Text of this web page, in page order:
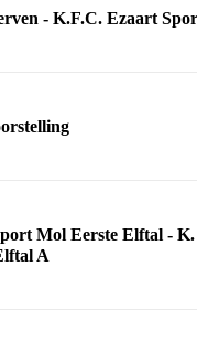
- K.F.C. Ezaart
Mol Eerste Elftal -
A